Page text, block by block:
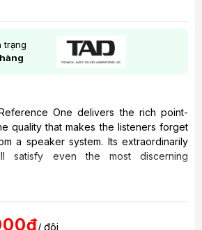
trạng
One delivers the rich point-
quality that makes the listeners forget
a speaker system. Its extraordinarily
satisfy even the most discerning
/ đôi